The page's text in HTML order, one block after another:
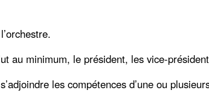
au minimum, le président, les vice-
les compétences d’une ou